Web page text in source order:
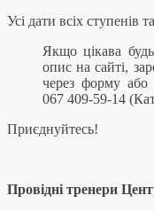
Усі дати всіх ступенів
Якщо цікава
опис на сайті,
через форму або
067 409-59-14
Приєднуйтесь!
Провідні тренери